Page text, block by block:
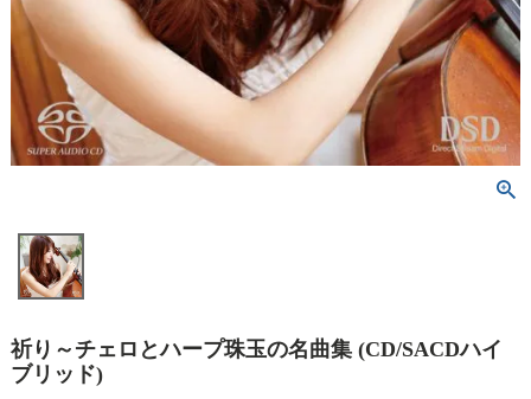
祈り～チェロとハープ珠玉の名曲集 (CD/SACDハイ
ブリッド)